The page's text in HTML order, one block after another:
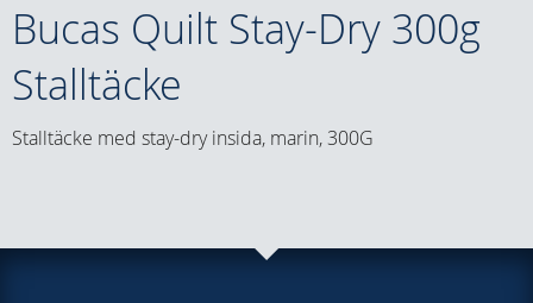
Bucas Quilt Stay-Dry 300g
Stalltäcke
Stalltäcke med stay-dry insida, marin, 300G